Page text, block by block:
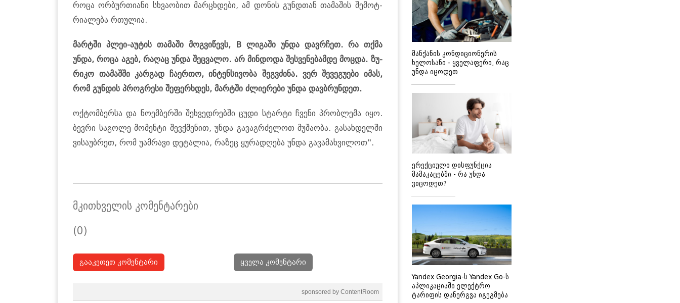
როცა ორ­ბურ­თი­ა­ნი სხვა­ო­ბით მარ­ცხდე­ბი, ამ დო­ნის გუნდთან თა­მა­შის შე­მოტ­
რი­ა­ლე­ბა რთუ­ლია.
მარ­ტში პლეი-აუ­ტის თა­მა­ში მოგ­ვი­წევს, B ლი­გა­ში უნდა დავ­რჩეთ. რა თქმა
უნდა, როცა აგებ, რა­ღაც უნდა შეც­ვა­ლო. არ მინ­დო­და შეს­ვე­ნე­ბამ­დე მოც­და. ზუ­
რი­კო თა­მაშ­ში კარ­გად ჩა­ერ­თო, ინ­ტენ­სი­ვო­ბა შეგვძი­ნა. ვერ შე­ვე­გუ­ე­ბი იმას,
რომ გუნ­დის პროგ­რე­სი შე­ფერ­ხდეს, მარ­ტში ძლი­ე­რე­ბი უნდა დავ­ბრუნ­დეთ.
ოქ­ტომ­ბერ­სა და ნო­ემ­ბერ­ში შეხ­ვედ­რებ­ში ცუდი სტარ­ტი ჩვე­ნი პრობ­ლე­მა იყო.
ბევ­რი სა­გო­ლე მო­მენ­ტი შევ­ქმე­ნით, უნდა გა­ვაგ­რძე­ლოთ მუ­შა­ო­ბა. გა­სახ­დელ­ში
ვი­სა­უბ­რეთ, რომ უამ­რა­ვი დე­ტა­ლია, რა­ზეც ყუ­რა­დღე­ბა უნდა გა­ვა­მახ­ვი­ლოთ".
მკითხველის კომენტარები
(0)
გააკეთეთ კომენტარი ყველა კომენტარი
sponsored by ContentRoom
მანქანის კონდიციონერის
ხელოსანი - ყველაფერი, რაც
უნდა იცოდეთ
ერექციული დისფუნქცია
მამაკაცებში - რა უნდა
ვიცოდეთ?
Yandex Georgia-ს Yandex Go-ს
აპლიკაციაში ელექტრო
ტარიფის დანერგვა იგეგმება